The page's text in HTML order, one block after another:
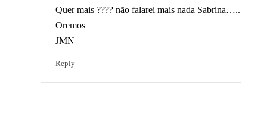
Quer mais ???? não falarei mais nada Sabrina…..
Oremos
JMN
Reply